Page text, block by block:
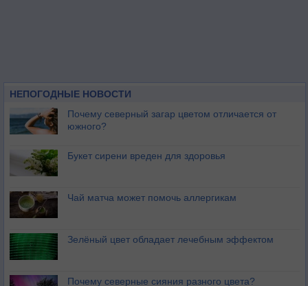
НЕПОГОДНЫЕ НОВОСТИ
Почему северный загар цветом отличается от
южного?
Букет сирени вреден для здоровья
Чай матча может помочь аллергикам
Зелёный цвет обладает лечебным эффектом
Почему северные сияния разного цвета?